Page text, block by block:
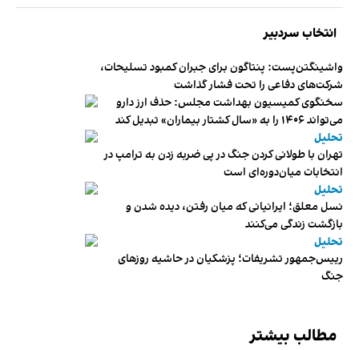
انتخاب سردبیر
واشینگتن‌پست: پنتاگون برای جبران کمبود تسلیحات،
شرکت‌های دفاعی را تحت فشار گذاشت
سخنگوی کمیسیون بهداشت مجلس: حذف ارز دارو
می‌تواند ۱۴۰۶ را به «سال کشتار بیماران» تبدیل کند
تحلیل
تهران با طولانی کردن جنگ در پی ضربه زدن به ترامپ در
انتخابات میان‌دوره‌ای است
تحلیل
نسل معلق؛ ایرانیانی که میان رفتن، دیده شدن و
بازگشت زندگی می‌کنند
تحلیل
رییس‌جمهور تشریفات؛ پزشکیان در حاشیه روزهای
جنگ
مطالب بیشتر